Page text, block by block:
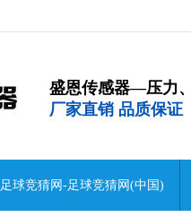
盛恩传感器—压力
厂家直销 品质保证
足球竞猜网-足球竞猜网(中国)